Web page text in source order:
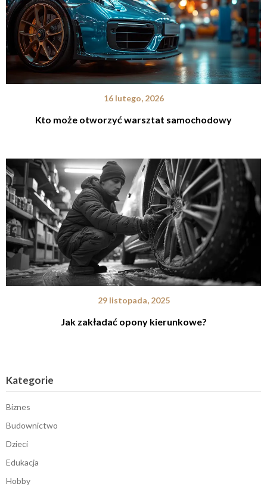
16 lutego, 2026
Kto może otworzyć warsztat samochodowy
29 listopada, 2025
Jak zakładać opony kierunkowe?
Kategorie
Biznes
Budownictwo
Dzieci
Edukacja
Hobby